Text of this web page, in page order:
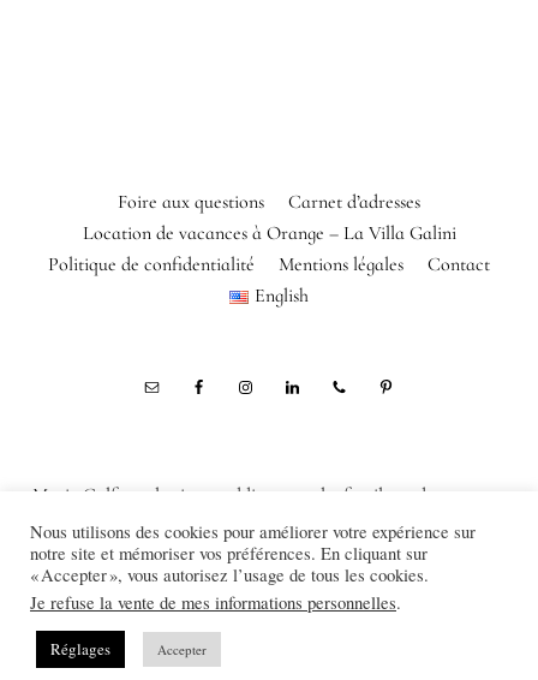
Foire aux questions
Carnet d’adresses
Location de vacances à Orange – La Villa Galini
Politique de confidentialité
Mentions légales
Contact
English
Marie Calfopoulos is a wedding, couple, family and corporate
photographer in Orange, Avignon, Luberon, Alpilles, Provence,
France
© Marie Calfopoulos Photography 2012-2026
Nous utilisons des cookies pour améliorer votre expérience sur
notre site et mémoriser vos préférences. En cliquant sur
« Accepter », vous autorisez l’usage de tous les cookies.
Je refuse la vente de mes informations personnelles.
Réglages Accepter